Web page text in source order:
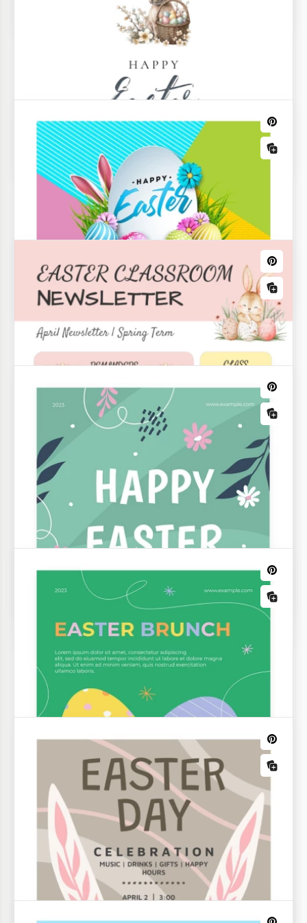
Modelo de Planejador de Orçamento de
Páscoa
de Agenda de Páscoa grátis e prático.
Modelo do planejador de Páscoa
Convite para o Dia de Páscoa Verde
Se você está procurando um convite fofo de Páscoa,
aqui está. Nosso time aprecia muito esse feriado.
Cartão brilhante de Páscoa
Folheto engraçado de Páscoa
A Páscoa está chegando em breve, e você não sabe
como contar às pessoas sobre promoções em sua
loja, café ou restaurante? Use este design engraçado
de flyer de Páscoa para promoção online ou offline.